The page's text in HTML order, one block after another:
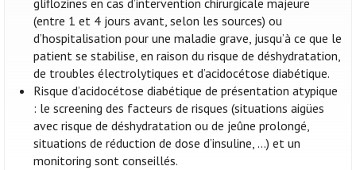
gliflozines en cas d’intervention chirurgicale majeure
(entre 1 et 4 jours avant, selon les sources) ou
d’hospitalisation pour une maladie grave, jusqu’à ce que le
patient se stabilise, en raison du risque de déshydratation,
de troubles électrolytiques et d’acidocétose diabétique.
Risque d’acidocétose diabétique de présentation atypique
: le screening des facteurs de risques (situations aigües
avec risque de déshydratation ou de jeûne prolongé,
situations de réduction de dose d’insuline, …) et un
monitoring sont conseillés.